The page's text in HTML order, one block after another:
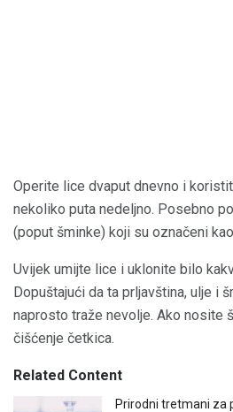
Operite lice dvaput dnevno i
nekoliko puta nedeljno. Posebno
(poput šminke) koji su označeni
Uvijek umijte lice i uklonite bilo
Dopuštajući da ta prljavština, ulje i
naprosto traže nevolje. Ako nosite
čišćenje četkica.
Related Content
Prirodni tretmani za